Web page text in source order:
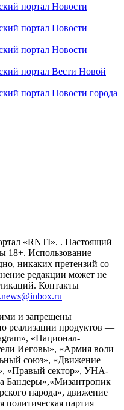
портал Новости
портал Новости
портал Новости
портал Вести Новой
портал Новости города
«RNTI». . Настоящий
18+. Использование
никаких претензий со
редакции может не
Контакты
и запрещены
реализации продуктов —
«Национал-
Иеговы», «Армия воли
союз», «Движение
«Правый сектор», УНА-
народа», движение
политическая партия